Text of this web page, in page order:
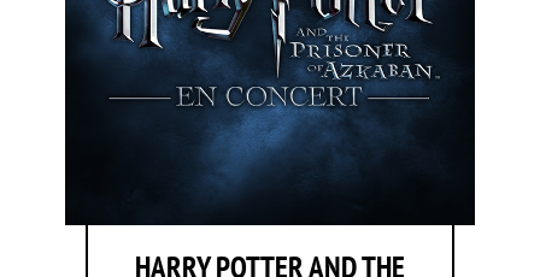
HARRY POTTER AND THE